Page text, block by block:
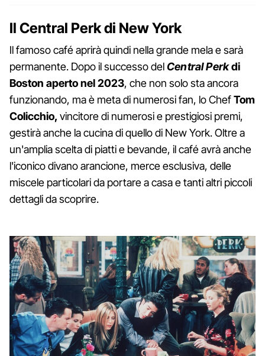
Il Central Perk di New York
Il famoso café aprirà quindi nella grande mela e sarà
permanente. Dopo il successo delCentral Perkdi
Boston aperto nel 2023, che non solo sta ancora
funzionando, ma è meta di numerosi fan, lo ChefTom
Colicchio, vincitore di numerosi e prestigiosi premi,
gestirà anche la cucina di quello di New York. Oltre a
un'amplia scelta di piatti e bevande, il café avrà anche
l'iconico divano arancione, merce esclusiva, delle
miscele particolari da portare a casa e tanti altri piccoli
dettagli da scoprire.